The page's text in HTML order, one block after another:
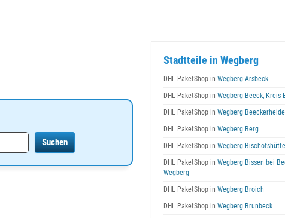
Stadtteile in Wegberg
DHL PaketShop in Wegberg Arsbeck
DHL PaketShop in Wegberg Beeck, Kreis
DHL PaketShop in Wegberg
DHL PaketShop in Wegberg Berg
DHL PaketShop in Wegberg Bischofshütte
DHL PaketShop in Wegberg Bissen bei
Wegberg
DHL PaketShop in Wegberg Broich
DHL PaketShop in Wegberg Brunbeck